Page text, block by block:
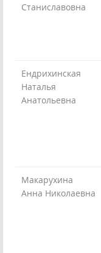
Станиславовна
Ендрихинская
Наталья
Анатольевна
Макарухина
Анна Николаевна